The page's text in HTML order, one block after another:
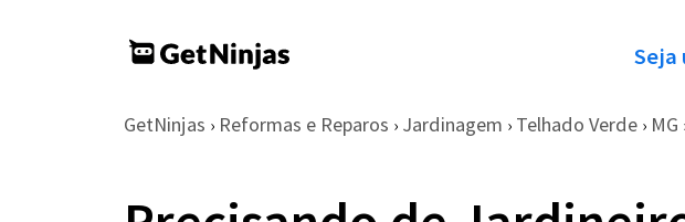
Seja
GetNinjas › Reformas e Reparos › Jardinagem › Telhado Verde › MG